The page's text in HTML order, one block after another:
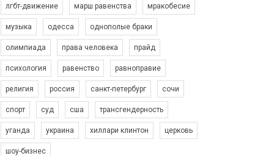
лгбт-движение марш равенства мракобесие
музыка одесса однополые браки
олимпиада права человека прайд
психология равенство равноправие
религия россия санкт-петербург сочи
спорт суд сша трансгендерность
уганда украина хиллари клинтон церковь
шоу-бизнес